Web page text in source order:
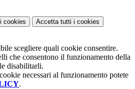
i cookies Accetta tutti i cookies
scegliere quali cookie consentire.
che consentono il funzionamento della
disabilitarli.
necessari al funzionamento potete
.